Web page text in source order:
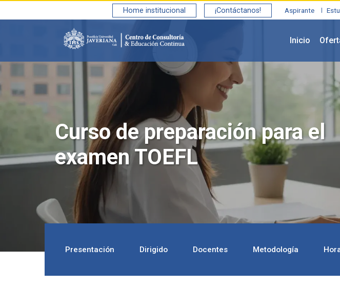
Aspirante
Home institucional ¡Contáctanos!
Inicio
Curso de preparación para el
examen TOEFL
Presentación Dirigido Docentes Metodología